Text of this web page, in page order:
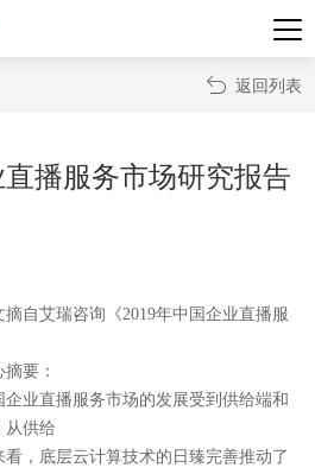
 返回列表
播服务市场研究报告
《2019年中国企业直播服
市场的发展受到供给端和
从供给
算技术的日臻完善推动了